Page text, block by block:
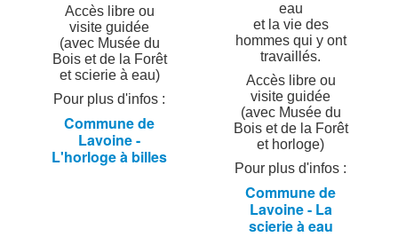
Accès libre ou
visite guidée
(avec Musée du
Bois et de la Forêt
et scierie à eau)
Pour plus d'infos :
Commune de
Lavoine -
L'horloge à billes
eau
et la vie des
hommes qui y ont
travaillés.
Accès libre ou
visite guidée
(avec Musée du
Bois et de la Forêt
et horloge)
Pour plus d'infos :
Commune de
Lavoine - La
scierie à eau